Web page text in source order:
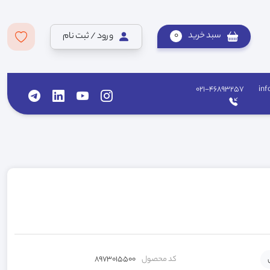
سبد خرید 0 ورود / ثبت نام
021-46893257
کد محصول 8973015500